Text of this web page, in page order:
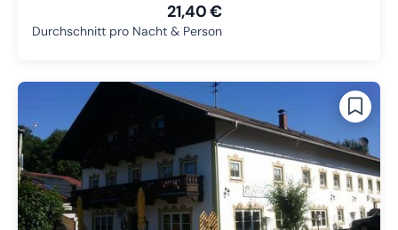
21,40 €
Durchschnitt pro Nacht & Person